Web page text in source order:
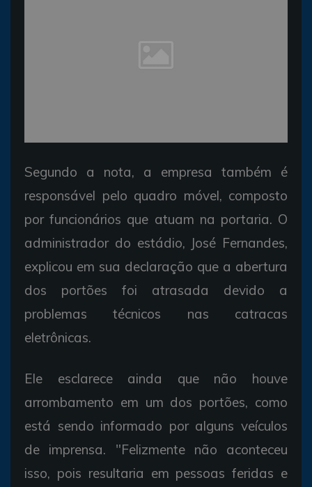
Segundo a nota, a empresa também é
responsável pelo quadro móvel, composto
por funcionários que atuam na portaria. O
administrador do estádio, José Fernandes,
explicou em sua declaração que a abertura
dos portões foi atrasada devido a
problemas técnicos nas catracas
eletrônicas.
Ele esclarece ainda que não houve
arrombamento em um dos portões, como
está sendo informado por alguns veículos
de imprensa. "Felizmente não aconteceu
isso, pois resultaria em pessoas feridas e